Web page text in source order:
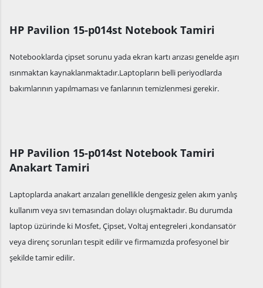
HP Pavilion 15-p014st Notebook Tamiri
Notebooklarda çipset sorunu yada ekran kartı arızası genelde aşırı
ısınmaktan kaynaklanmaktadır.Laptopların belli periyodlarda
bakımlarının yapılmaması ve fanlarının temizlenmesi gerekir.
HP Pavilion 15-p014st Notebook Tamiri
Anakart Tamiri
Laptoplarda anakart arızaları genellikle dengesiz gelen akım yanlış
kullanım veya sıvı temasından dolayı oluşmaktadır. Bu durumda
laptop üzürinde ki Mosfet, Çipset, Voltaj entegreleri ,kondansatör
veya direnç sorunları tespit edilir ve firmamızda profesyonel bir
şekilde tamir edilir.